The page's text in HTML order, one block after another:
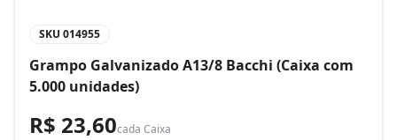
SKU 014955
Grampo Galvanizado A13/8 Bacchi (Caixa com
5.000 unidades)
R$ 23,60cada Caixa